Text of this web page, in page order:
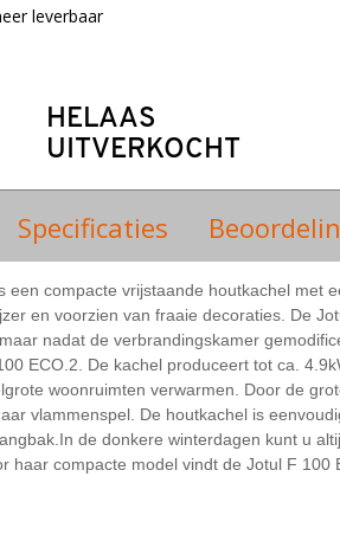
leverbaar
HELAAS
UITVERKOCHT
Specificaties
een compacte vrijstaande houtkachel met
en voorzien van fraaie decoraties. De
nadat de verbrandingskamer
ECO.2. De kachel produceert tot ca.
woonruimten verwarmen. Door de
vlammenspel. De houtkachel is
In de donkere winterdagen kunt u
haar compacte model vindt de Jotul F 100